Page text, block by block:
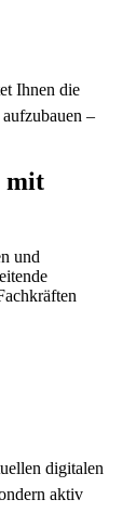
Ihnen die
–
mit
und
digitalen
aktiv